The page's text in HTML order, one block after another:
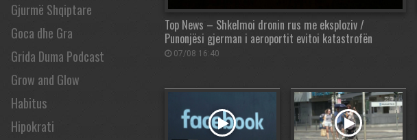
Gjurmë Shqiptare
Goca dhe Gra
Grida Duma Podcast
Grow and Glow
Habitus
Hipokrati
Top News – Shkelmoi dronin rus me eksploziv /
Punonjësi gjerman i aeroportit evitoi katastrofën
07/08 16:40